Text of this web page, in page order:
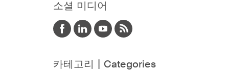
소셜 미디어
카테고리 | Categories